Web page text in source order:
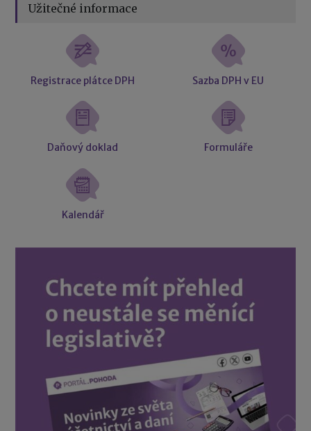
Užitečné informace
Registrace plátce DPH Sazba DPH v EU
Daňový doklad Formuláře
Kalendář